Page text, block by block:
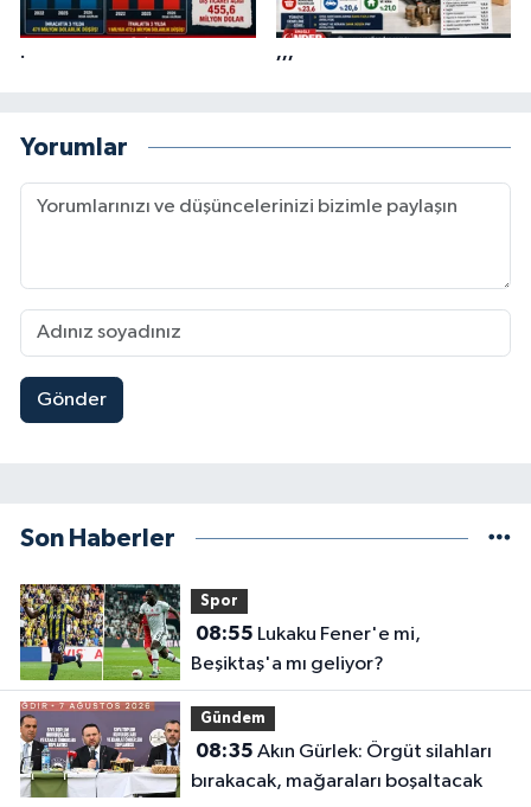
. ,,,
Yorumlar
Gönder
Son Haberler
Spor
08:55
Beşiktaş'a mı geliyor?
Gündem
08:35
bırakacak, mağaraları boşaltacak